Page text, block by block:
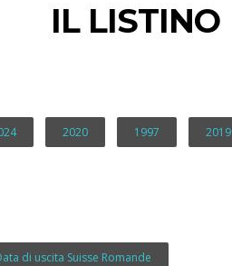
IL LISTINO
2020 1997 2019
di uscita Suisse Romande